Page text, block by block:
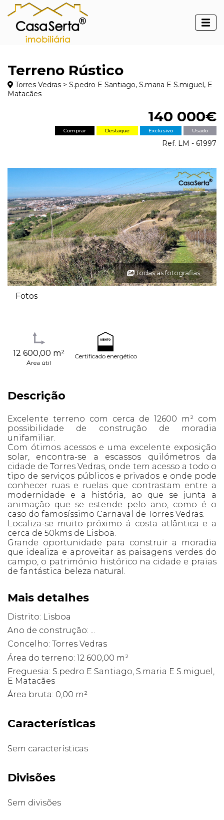
Terreno Rústico
Torres Vedras > S.pedro E Santiago, S.maria E S.miguel, E
Matacães
140 000€
Comprar Destaque Exclusivo Usado
Ref. LM - 61997
Todas as fotografias
Fotos
12 600,00 m²
Área útil
Certificado energético
Descrição
Excelente terreno com cerca de 12600 m² com
possibilidade de construção de moradia
unifamiliar.
Com ótimos acessos e uma excelente exposição
solar, encontra-se a escassos quilómetros da
cidade de Torres Vedras, onde tem acesso a todo o
tipo de serviços públicos e privados e onde pode
conhecer ruas e ruelas que contrastam entre a
modernidade e a história, ao que se junta a
animação que se estende pelo ano, como é o
caso do famosíssimo Carnaval de Torres Vedras.
Localiza-se muito próximo á costa atlântica e a
cerca de 50kms de Lisboa.
Grande oportunidade para construir a moradia
que idealiza e aproveitar as paisagens verdes do
campo, o património histórico na cidade e praias
de fantástica beleza natural.
Mais detalhes
Distrito: Lisboa
Ano de construção: ...
Concelho: Torres Vedras
Área do terreno: 12 600,00 m²
Freguesia: S.pedro E Santiago, S.maria E S.miguel,
E Matacães
Área bruta: 0,00 m²
Características
Sem características
Divisões
Sem divisões